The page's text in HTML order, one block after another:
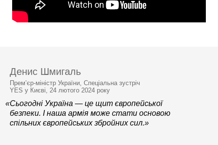
Денис Шмигаль
Прем’єр-міністр України, Спеціальна зустріч
YES у Києві, 24 лютого 2024 року
«Сьогодні Україна — це щит європейської
безпеки. І наша армія може стати основою
спільних європейських збройних сил.»